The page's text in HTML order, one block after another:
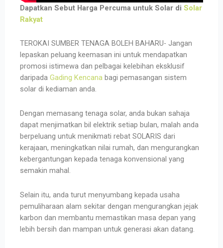
Dapatkan Sebut Harga Percuma untuk Solar di Solar
Rakyat
TEROKAI SUMBER TENAGA BOLEH BAHARU- Jangan
lepaskan peluang keemasan ini untuk mendapatkan
promosi istimewa dan pelbagai kelebihan eksklusif
daripada Gading Kencana bagi pemasangan sistem
solar di kediaman anda.
Dengan memasang tenaga solar, anda bukan sahaja
dapat menjimatkan bil elektrik setiap bulan, malah anda
berpeluang untuk menikmati rebat SOLARIS dari
kerajaan, meningkatkan nilai rumah, dan mengurangkan
kebergantungan kepada tenaga konvensional yang
semakin mahal.
Selain itu, anda turut menyumbang kepada usaha
pemuliharaan alam sekitar dengan mengurangkan jejak
karbon dan membantu memastikan masa depan yang
lebih bersih dan mampan untuk generasi akan datang.